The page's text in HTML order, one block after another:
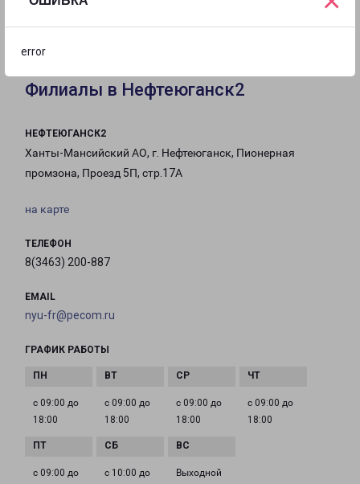
error
20:00
17:00
Филиалы в Нефтеюганск2
НЕФТЕЮГАНСК2
Ханты-Мансийский АО, г. Нефтеюганск, Пионерная
промзона, Проезд 5П, стр.17А
на карте
ТЕЛЕФОН
8(3463) 200-887
EMAIL
nyu-fr@pecom.ru
ГРАФИК РАБОТЫ
с 09:00 до
18:00
с 09:00 до
18:00
с 09:00 до
18:00
с 09:00 до
18:00
с 09:00 до
с 10:00 до
Выходной